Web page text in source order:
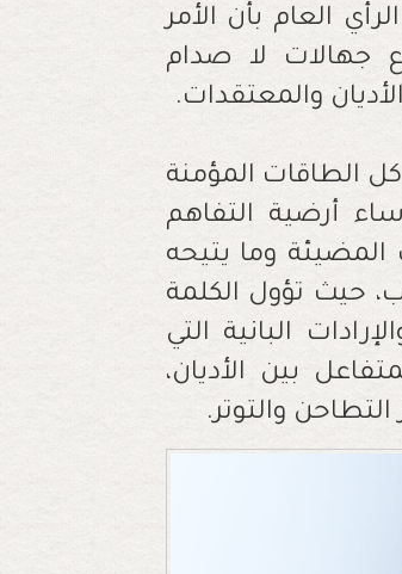
العام بأن الأمر
جهالات لا صدام
والمعتقدات.
الطاقات المؤمنة
أرضية التفاهم
المضيئة وما يتيحه
حيث تؤول الكلمة
البانية التي
بين الأديان،
والتوتر.